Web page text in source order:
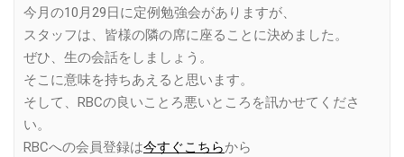
今月の10月29日に定例勉強会がありますが、
スタッフは、皆様の隣の席に座ることに決めました。
ぜひ、生の会話をしましょう。
そこに意味を持ちあえると思います。
そして、RBCの良いことろ悪いところを訊かせてくださ
い。
RBCへの会員登録は今すぐこちらから